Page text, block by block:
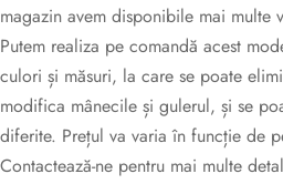
magazin avem disponibile mai multe
Putem realiza pe comandă acest
culori și măsuri, la care se poate
modifica mânecile și gulerul, și se
diferite. Prețul va varia în funcție de
Contactează-ne pentru mai multe